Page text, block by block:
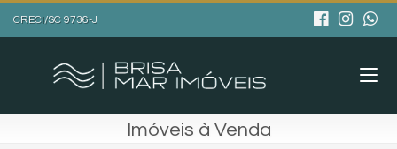
CRECI/SC 9736-J
Imóveis à Venda